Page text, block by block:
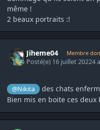
même !
2 beaux portraits :!
Jiheme04 Membre
Posté(e) 16 juillet 20224 a
@Nikita des chats
Bien mis en boite ces deux